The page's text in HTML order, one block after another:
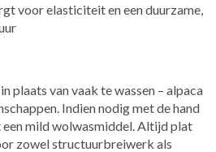
voor elasticiteit en een duurzame,
plaats van vaak te wassen – alpaca
Indien nodig met de hand
een mild wolwasmiddel. Altijd plat
zowel structuurbreiwerk als